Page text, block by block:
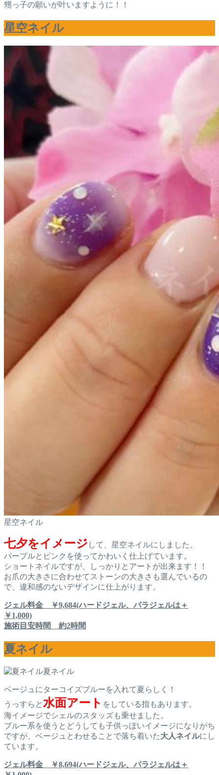
甥っ子の願いが叶いますように！！
星空ネイル
星空ネイル
七夕をイメージ して、星空ネイルにしました。
パープルとピンクを使ってかわいく仕上げています。
ショートネイルですが、しっかりとアートが出来ます！！
お爪の大きさに合わせてストーンの大きさも選んでいるの
で、違和感のないデザインに仕上がります。
ジェル料金 ￥9,684(ハードジェル、パラジェルは＋
￥1,000)
施術目安時間 約2時間
夏ネイル
夏ネイル
ベージュにターコイズブルーを入れて夏らしく！
うっすらと水面アート をしている指もあります。
海イメージでシェルのスタッズも乗せました。
ブルー系を使うとどうしても子供っぽいイメージになりがち
ですが、ベージュとわせることで落ち着いた大人ネイルにし
ています。
ジェル料金 ￥8,694(ハードジェル、パラジェルは＋